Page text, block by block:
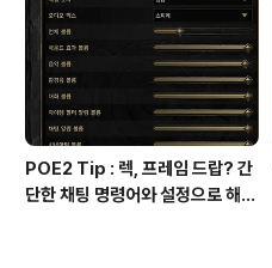
POE2 Tip : 렉, 프레임 드랍? 간
단한 채팅 명령어와 설정으로 해결